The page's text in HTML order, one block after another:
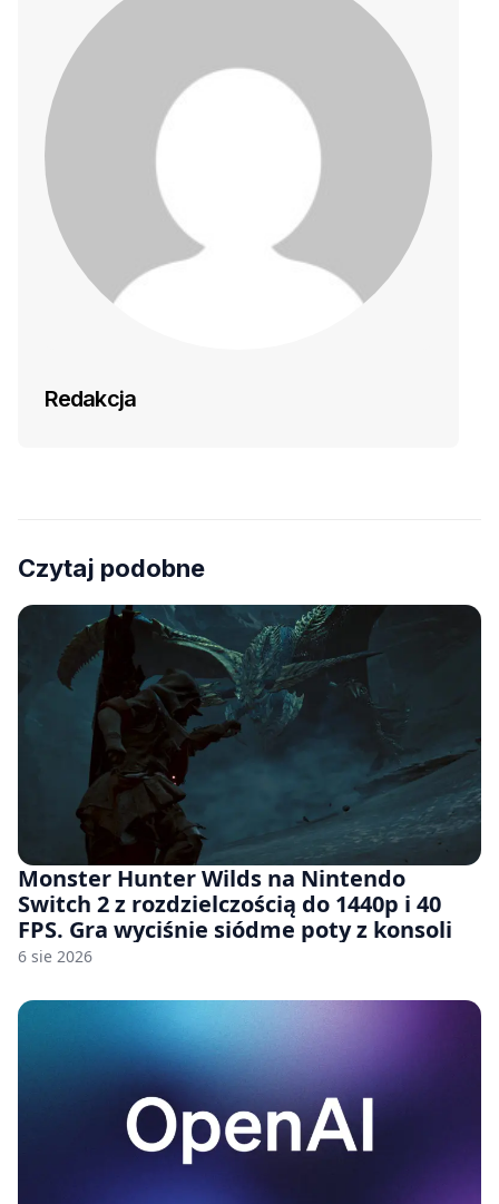
Redakcja
Czytaj podobne
Monster Hunter Wilds na Nintendo
Switch 2 z rozdzielczością do 1440p i 40
FPS. Gra wyciśnie siódme poty z konsoli
6 sie 2026